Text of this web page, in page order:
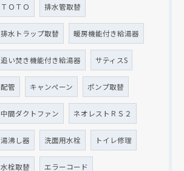
ＴＯＴＯ 排水管取替
排水トラップ取替 暖房機能付き給湯器
追い焚き機能付き給湯器 サティスS
配管 キャンペーン ポンプ取替
中間ダクトファン ネオレストＲＳ２
湯沸し器 洗面用水栓 トイレ修理
水栓取替 エラーコード